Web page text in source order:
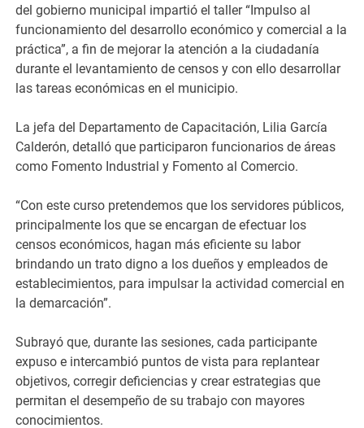
del gobierno municipal impartió el taller “Impulso al
funcionamiento del desarrollo económico y comercial a la
práctica”, a fin de mejorar la atención a la ciudadanía
durante el levantamiento de censos y con ello desarrollar
las tareas económicas en el municipio.
La jefa del Departamento de Capacitación, Lilia García
Calderón, detalló que participaron funcionarios de áreas
como Fomento Industrial y Fomento al Comercio.
“Con este curso pretendemos que los servidores públicos,
principalmente los que se encargan de efectuar los
censos económicos, hagan más eficiente su labor
brindando un trato digno a los dueños y empleados de
establecimientos, para impulsar la actividad comercial en
la demarcación”.
Subrayó que, durante las sesiones, cada participante
expuso e intercambió puntos de vista para replantear
objetivos, corregir deficiencias y crear estrategias que
permitan el desempeño de su trabajo con mayores
conocimientos.